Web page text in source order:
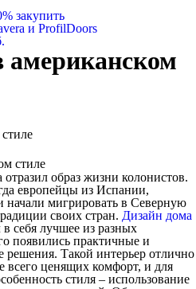
закупить
и ProfilDoors
американском
образ жизни колонистов.
европейцы из Испании,
мигрировать в Северную
своих стран. Дизайн дома
в себя лучшее из разных
появились практичные и
решения. Такой интерьер отлично
ценящих комфорт, и для
стиля – использование